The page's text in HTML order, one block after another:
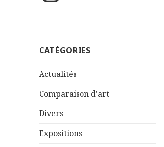
CATÉGORIES
Actualités
Comparaison d'art
Divers
Expositions